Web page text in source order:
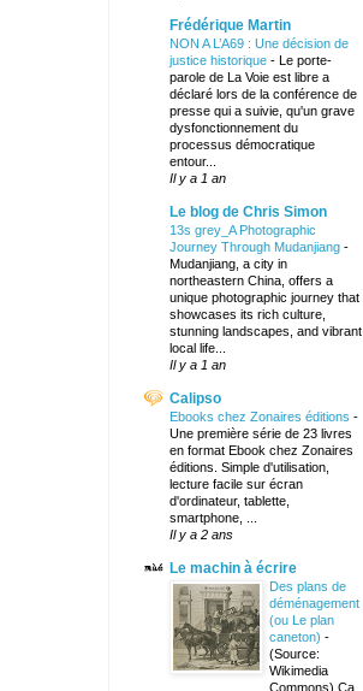
Frédérique Martin
NON A L’A69 : Une décision de
justice historique - Le porte-
parole de La Voie est libre a
déclaré lors de la conférence de
presse qui a suivie, qu'un grave
dysfonctionnement du
processus démocratique
entour...
Il y a 1 an
Le blog de Chris Simon
13s grey_A Photographic
Journey Through Mudanjiang -
Mudanjiang, a city in
northeastern China, offers a
unique photographic journey that
showcases its rich culture,
stunning landscapes, and vibrant
local life...
Il y a 1 an
Calipso
Ebooks chez Zonaires éditions -
Une première série de 23 livres
en format Ebook chez Zonaires
éditions. Simple d'utilisation,
lecture facile sur écran
d'ordinateur, tablette,
smartphone, ...
Il y a 2 ans
Le machin à écrire
Des plans de
déménagement
(ou Le plan
caneton) -
(Source:
Wikimedia
Commons) Ça